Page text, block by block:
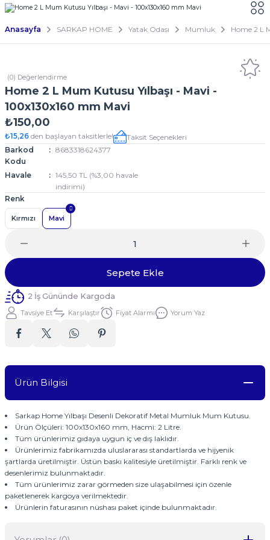
Anasayfa SARKAP HOME Yatak Odası Mumluk Home 2 L
(0) Değerlendirme
Home 2 L Mum Kutusu Yılbaşı - Mavi -
100x130x160 mm Mavi
₺150,00
₺15,26 den başlayan taksitlerle!
Taksit Seçenekleri
Barkod
Kodu
8683318624377
Havale
145,50 TL (%3,00 havale
indirimi)
Renk
Kırmızı Mavi
Sepete Ekle
2 İş Gününde Kargoda
Tavsiye Et Karşılaştır Fiyat Alarmı Yorum Yaz
Ürün Bilgisi
Sarkap Home Yılbaşı Desenli Dekoratif Metal Mumluk Mum Kutusu.
Ürün Ölçüleri: 100x130x160 mm, Hacmi: 2 Litre.
Tüm ürünlerimiz gıdaya uygun iç ve dış laklıdır.
Ürünlerimiz fabrikamızda uluslararası standartlarda ve hijyenik
şartlarda üretilmiştir. Üstün baskı kalitesiyle üretilmiştir. Farklı renk ve
desenlerimiz bulunmaktadır.
Tüm ürünlerimiz zarar görmeden size ulaşabilmesi için özenle
paketlenerek kargoya verilmektedir.
Ürünlerin faturasının nüshası paket içinde bulunmaktadır.